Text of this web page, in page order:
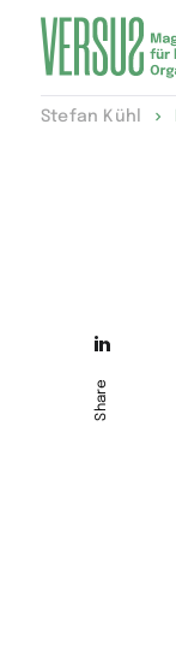
Zur
Stefan Kühl
Share